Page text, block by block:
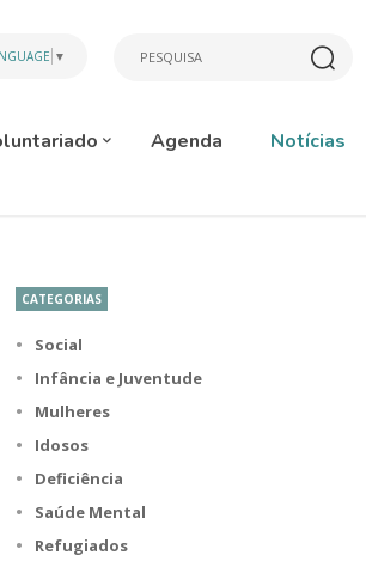
▼
Agenda Notícias
CATEGORIAS
Social
Infância e Juventude
Mulheres
Idosos
Deficiência
Saúde Mental
Refugiados